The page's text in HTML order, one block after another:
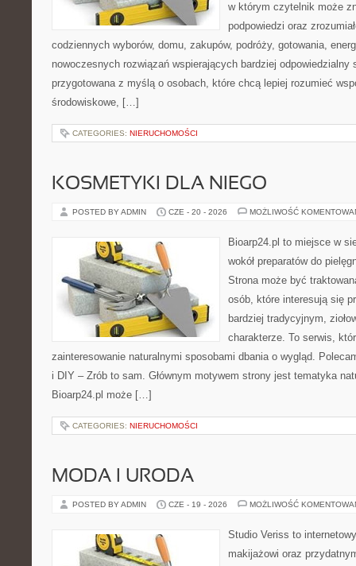
w którym czytelnik może
podpowiedzi oraz
codziennych wyborów, domu, zakupów, podróży, gotowania,
nowoczesnych rozwiązań wspierających bardziej odpowiedzialny
przygotowana z myślą o osobach, które chcą lepiej rozumieć
środowiskowe, […]
CATEGORIES: NIERUCHOMOŚCI
KOSMETYKI DLA NIEGO
POSTED BY ADMIN CZE - 20 - 2026 MOŻLIWOŚĆ
Bioarp24.pl to miejsce w
wokół preparatów do
Strona może być
osób, które interesują się
bardziej tradycyjnym,
charakterze. To serwis,
zainteresowanie naturalnymi sposobami dbania o wygląd.
i DIY – Zrób to sam. Głównym motywem strony jest tematyka
Bioarp24.pl może […]
CATEGORIES: NIERUCHOMOŚCI
MODA I URODA
POSTED BY ADMIN CZE - 19 - 2026 MOŻLIWOŚĆ
Studio Veriss to
makijażowi oraz